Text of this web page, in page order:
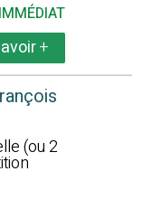
+
(ou 2